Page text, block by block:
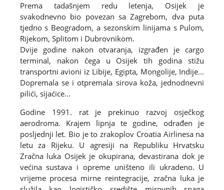
Prema tadašnjem redu letenja, Osijek je
svakodnevno bio povezan sa Zagrebom, dva puta
tjedno s Beogradom, a sezonskim linijama s Pulom,
Rijekom, Splitom i Dubrovnikom.
Dvije godine nakon otvaranja, izgrađen je cargo
terminal, nakon čega u Osijek tih godina stižu
transportni avioni iz Libije, Egipta, Mongolije, Indije...
Dopremala se i otpremala sirova koža, jednodnevni
pilići, sijaćice...
Godine 1991. rat je prekinuo razvoj osječkog
aerodroma. Krajem lipnja te godine, odrađen je
posljednji let. Bio je to zrakoplov Croatia Airlinesa na
letu za Rijeku. U agresiji na Republiku Hrvatsku
Zračna luka Osijek je okupirana, devastirana dok je
većina sustava i opreme uništeno ili ukradeno. U
vrijeme procesa mirne reintegracije, zračna luka je